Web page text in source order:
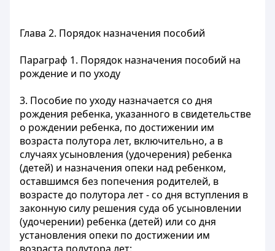
Глава 2. Порядок назначения пособий
Параграф 1. Порядок назначения пособий на
рождение и по уходу
3. Пособие по уходу назначается со дня
рождения ребенка, указанного в свидетельстве
о рождении ребенка, по достижении им
возраста полутора лет, включительно, а в
случаях усыновления (удочерения) ребенка
(детей) и назначения опеки над ребенком,
оставшимся без попечения родителей, в
возрасте до полутора лет - со дня вступления в
законную силу решения суда об усыновлении
(удочерении) ребенка (детей) или со дня
установления опеки по достижении им